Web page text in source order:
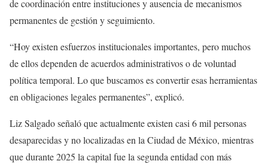
de coordinación entre instituciones y ausencia de mecanismos
permanentes de gestión y seguimiento.
“Hoy existen esfuerzos institucionales importantes, pero muchos
de ellos dependen de acuerdos administrativos o de voluntad
política temporal. Lo que buscamos es convertir esas herramientas
en obligaciones legales permanentes”, explicó.
Liz Salgado señaló que actualmente existen casi 6 mil personas
desaparecidas y no localizadas en la Ciudad de México, mientras
que durante 2025 la capital fue la segunda entidad con más